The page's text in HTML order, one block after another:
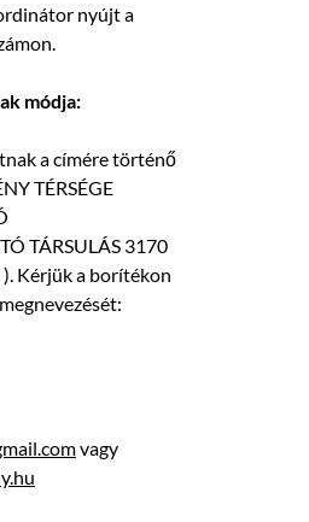
nyújt a
módja:
a címére történő
TÉRSÉGE
TÁRSULÁS 3170
). Kérjük a borítékon
vagy